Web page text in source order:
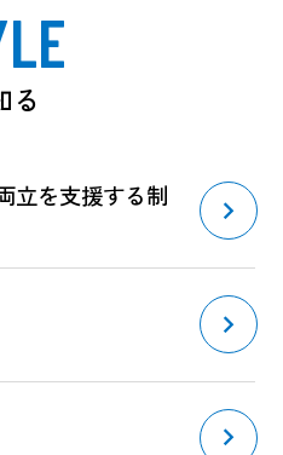
る
立を支援する制